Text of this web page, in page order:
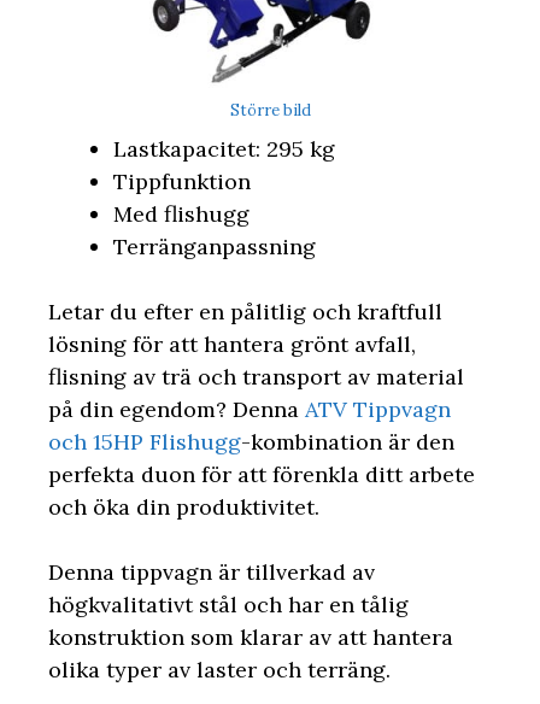
Större bild
Lastkapacitet: 295 kg
Tippfunktion
Med flishugg
Terränganpassning
Letar du efter en pålitlig och kraftfull
lösning för att hantera grönt avfall,
flisning av trä och transport av material
på din egendom? Denna ATV Tippvagn
och 15HP Flishugg-kombination är den
perfekta duon för att förenkla ditt arbete
och öka din produktivitet.
Denna tippvagn är tillverkad av
högkvalitativt stål och har en tålig
konstruktion som klarar av att hantera
olika typer av laster och terräng.